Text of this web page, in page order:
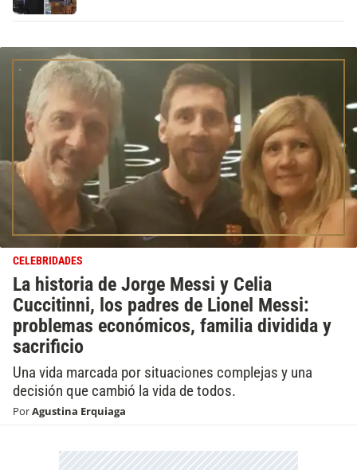
CELEBRIDADES
La historia de Jorge Messi y Celia
Cuccitinni, los padres de Lionel Messi:
problemas económicos, familia dividida y
sacrificio
Una vida marcada por situaciones complejas y una
decisión que cambió la vida de todos.
PorAgustina Erquiaga